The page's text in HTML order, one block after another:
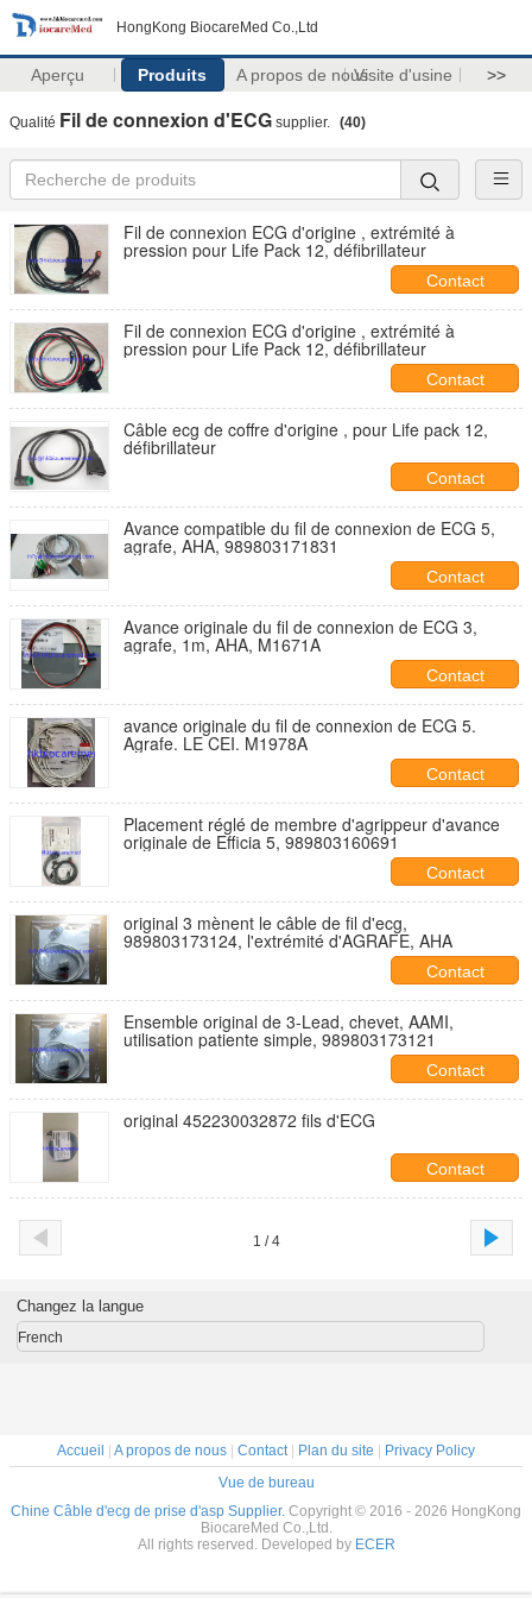
HongKong BiocareMed Co.,Ltd
Aperçu Produits A propos de nousVisite d'usine >>
Qualité Fil de connexion d'ECG supplier. (40)
Fil de connexion ECG d'origine , extrémité à
pression pour Life Pack 12, défibrillateur
Contact
Fil de connexion ECG d'origine , extrémité à
pression pour Life Pack 12, défibrillateur
Contact
Câble ecg de coffre d'origine , pour Life pack 12,
défibrillateur
Contact
Avance compatible du fil de connexion de ECG 5,
agrafe, AHA, 989803171831
Contact
Avance originale du fil de connexion de ECG 3,
agrafe, 1m, AHA, M1671A
Contact
avance originale du fil de connexion de ECG 5.
Agrafe. LE CEI. M1978A
Contact
Placement réglé de membre d'agrippeur d'avance
originale de Efficia 5, 989803160691
Contact
original 3 mènent le câble de fil d'ecg,
989803173124, l'extrémité d'AGRAFE, AHA
Contact
Ensemble original de 3-Lead, chevet, AAMI,
utilisation patiente simple, 989803173121
Contact
original 452230032872 fils d'ECG
Contact
1 / 4
Changez la langue
French
Accueil A propos de nous Contact| Plan du site
Privacy Policy
Vue de bureau
Chine Câble d'ecg de prise d'asp Supplier. Copyright © 2016 - 2026 HongKong
BiocareMed Co.,Ltd.
All rights reserved. Developed by ECER